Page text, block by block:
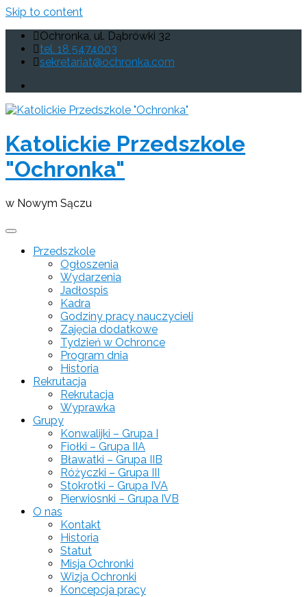
Skip to content
Ochronka, ul. Dąbrówki 32
tel. 18 5474003
sekretariat@ochronka.com
Katolickie Przedszkole
"Ochronka"
w Nowym Sączu
Przedszkole
Ogłoszenia
Wydarzenia
Jadłospis
Kadra
Godziny pracy nauczycieli
Zajęcia dodatkowe
Tydzień w Ochronce
Program dnia
Historia
Rekrutacja
Rekrutacja
Wyprawka
Grupy
Konwalijki – Grupa I
Fiołki – Grupa IIA
Bławatki – Grupa IIB
Różyczki – Grupa III
Stokrotki – Grupa IVA
Pierwiosnki – Grupa IVB
O nas
Kontakt
Historia
Statut
Misja Ochronki
Wizja Ochronki
Koncepcja pracy